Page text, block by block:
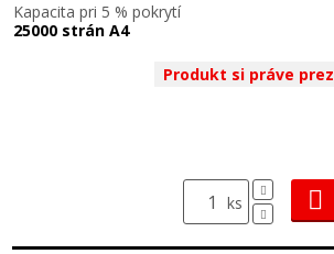
Kapacita pri 5 % pokrytí
25000 strán A4
Produkt si práve
ks